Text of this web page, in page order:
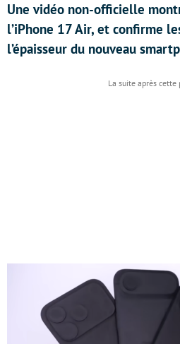
Une vidéo non-officielle
l’iPhone 17 Air, et confirme
l’épaisseur du nouveau